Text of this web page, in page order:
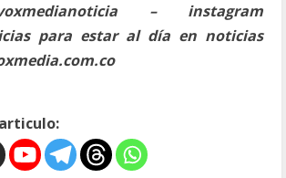
– instagram
para estar al día en noticias